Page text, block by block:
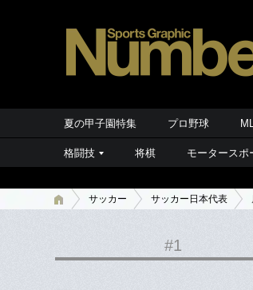
夏の甲子園特集 プロ野球
格闘技 将棋 モータースポ
サッカー サッカー日本代表
#1